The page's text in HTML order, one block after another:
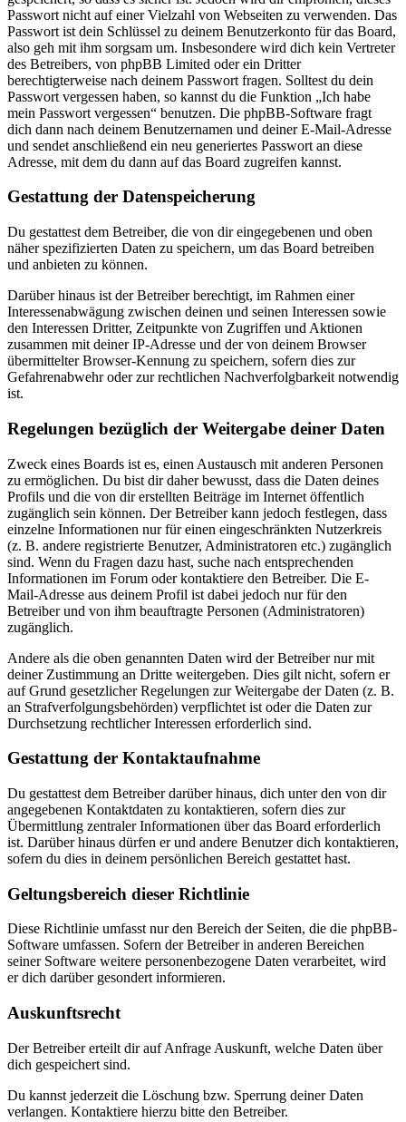
Passwort nicht auf einer Vielzahl von Webseiten zu verwenden. Das
Passwort ist dein Schlüssel zu deinem Benutzerkonto für das Board,
also geh mit ihm sorgsam um. Insbesondere wird dich kein Vertreter
des Betreibers, von phpBB Limited oder ein Dritter
berechtigterweise nach deinem Passwort fragen. Solltest du dein
Passwort vergessen haben, so kannst du die Funktion „Ich habe
mein Passwort vergessen“ benutzen. Die phpBB-Software fragt
dich dann nach deinem Benutzernamen und deiner E-Mail-Adresse
und sendet anschließend ein neu generiertes Passwort an diese
Adresse, mit dem du dann auf das Board zugreifen kannst.
Gestattung der Datenspeicherung
Du gestattest dem Betreiber, die von dir eingegebenen und oben
näher spezifizierten Daten zu speichern, um das Board betreiben
und anbieten zu können.
Darüber hinaus ist der Betreiber berechtigt, im Rahmen einer
Interessenabwägung zwischen deinen und seinen Interessen sowie
den Interessen Dritter, Zeitpunkte von Zugriffen und Aktionen
zusammen mit deiner IP-Adresse und der von deinem Browser
übermittelter Browser-Kennung zu speichern, sofern dies zur
Gefahrenabwehr oder zur rechtlichen Nachverfolgbarkeit notwendig
ist.
Regelungen bezüglich der Weitergabe deiner Daten
Zweck eines Boards ist es, einen Austausch mit anderen Personen
zu ermöglichen. Du bist dir daher bewusst, dass die Daten deines
Profils und die von dir erstellten Beiträge im Internet öffentlich
zugänglich sein können. Der Betreiber kann jedoch festlegen, dass
einzelne Informationen nur für einen eingeschränkten Nutzerkreis
(z. B. andere registrierte Benutzer, Administratoren etc.) zugänglich
sind. Wenn du Fragen dazu hast, suche nach entsprechenden
Informationen im Forum oder kontaktiere den Betreiber. Die E-
Mail-Adresse aus deinem Profil ist dabei jedoch nur für den
Betreiber und von ihm beauftragte Personen (Administratoren)
zugänglich.
Andere als die oben genannten Daten wird der Betreiber nur mit
deiner Zustimmung an Dritte weitergeben. Dies gilt nicht, sofern er
auf Grund gesetzlicher Regelungen zur Weitergabe der Daten (z. B.
an Strafverfolgungsbehörden) verpflichtet ist oder die Daten zur
Durchsetzung rechtlicher Interessen erforderlich sind.
Gestattung der Kontaktaufnahme
Du gestattest dem Betreiber darüber hinaus, dich unter den von dir
angegebenen Kontaktdaten zu kontaktieren, sofern dies zur
Übermittlung zentraler Informationen über das Board erforderlich
ist. Darüber hinaus dürfen er und andere Benutzer dich kontaktieren,
sofern du dies in deinem persönlichen Bereich gestattet hast.
Geltungsbereich dieser Richtlinie
Diese Richtlinie umfasst nur den Bereich der Seiten, die die phpBB-
Software umfassen. Sofern der Betreiber in anderen Bereichen
seiner Software weitere personenbezogene Daten verarbeitet, wird
er dich darüber gesondert informieren.
Auskunftsrecht
Der Betreiber erteilt dir auf Anfrage Auskunft, welche Daten über
dich gespeichert sind.
Du kannst jederzeit die Löschung bzw. Sperrung deiner Daten
verlangen. Kontaktiere hierzu bitte den Betreiber.